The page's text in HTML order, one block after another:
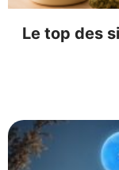
Le top des